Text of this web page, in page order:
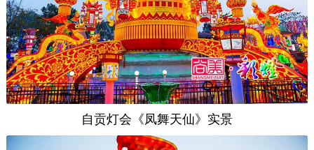
自贡灯会《凤舞天仙》实景